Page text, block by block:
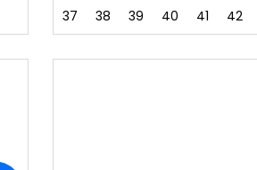
37 38 39 40 41 42